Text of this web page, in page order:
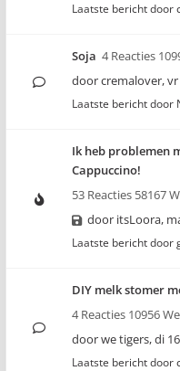
Laatste bericht door
Soja 4 Reacties
doorcremalover,vr
Laatste bericht door
Ik heb problemen
Cappuccino!
53 Reacties 58167
door itsLoora,
Laatste bericht door
DIY melk stomer
4 Reacties 10956
doorwe tigers,di
Laatste bericht door